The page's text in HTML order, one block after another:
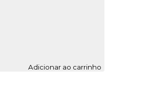
Adicionar ao carrinho